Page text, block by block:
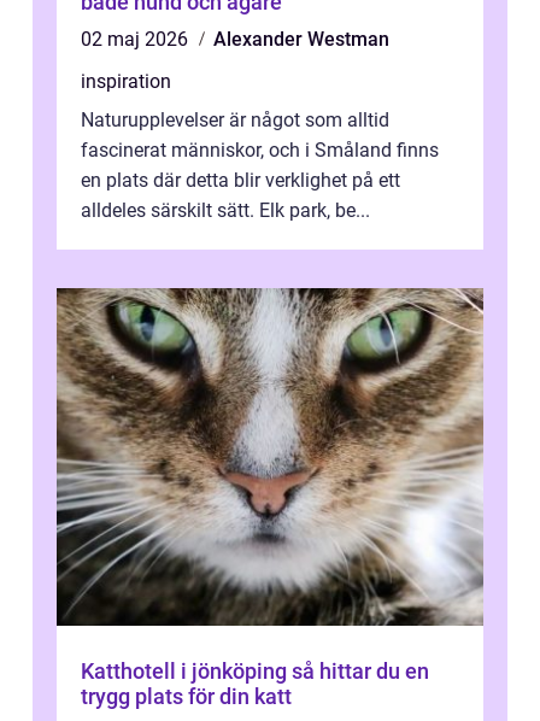
02 maj 2026
Alexander Westman
inspiration
Naturupplevelser är något som alltid
fascinerat människor, och i Småland finns
en plats där detta blir verklighet på ett
alldeles särskilt sätt. Elk park, be...
Katthotell i jönköping så hittar du en
trygg plats för din katt